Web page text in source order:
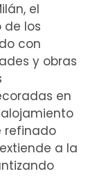
el
de los
con
y obras
en
refinado
a la